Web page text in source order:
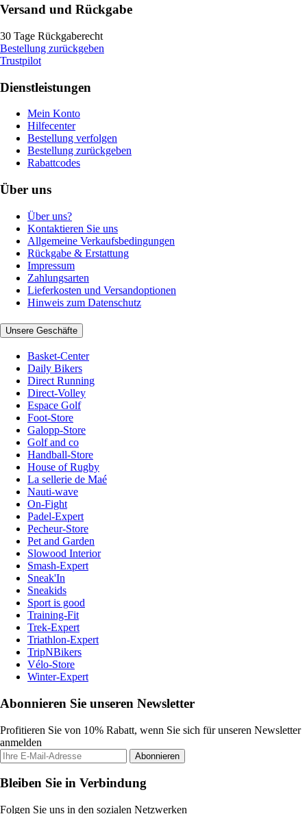
Versand und Rückgabe
30 Tage Rückgaberecht
Bestellung zurückgeben
Trustpilot
Dienstleistungen
Mein Konto
Hilfecenter
Bestellung verfolgen
Bestellung zurückgeben
Rabattcodes
Über uns
Über uns?
Kontaktieren Sie uns
Allgemeine Verkaufsbedingungen
Rückgabe & Erstattung
Impressum
Zahlungsarten
Lieferkosten und Versandoptionen
Hinweis zum Datenschutz
Unsere Geschäfte
Basket-Center
Daily Bikers
Direct Running
Direct-Volley
Espace Golf
Foot-Store
Galopp-Store
Golf and co
Handball-Store
House of Rugby
La sellerie de Maé
Nauti-wave
On-Fight
Padel-Expert
Pecheur-Store
Pet and Garden
Slowood Interior
Smash-Expert
Sneak'In
Sneakids
Sport is good
Training-Fit
Trek-Expert
Triathlon-Expert
TripNBikers
Vélo-Store
Winter-Expert
Abonnieren Sie unseren Newsletter
Profitieren Sie von 10% Rabatt, wenn Sie sich für unseren Newsletter
anmelden
Abonnieren
Bleiben Sie in Verbindung
Folgen Sie uns in den sozialen Netzwerken